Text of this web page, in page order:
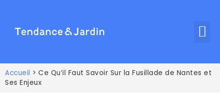
Accueil > Ce Qu’il Faut Savoir Sur la Fusillade de Nantes et
Ses Enjeux